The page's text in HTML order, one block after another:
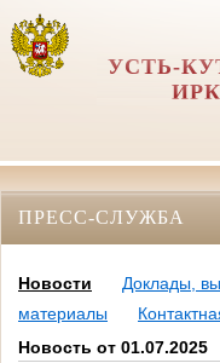
УСТЬ-
ПРЕСС-СЛУЖБА
Новости
Доклады,
материалы
Новость от 01.07.2025